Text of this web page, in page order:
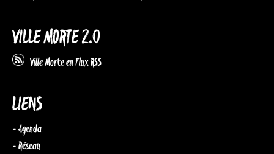
VILLE MORTE 2.0
Ville Morte en Flux RSS
LIENS
- Agenda
- Réseau